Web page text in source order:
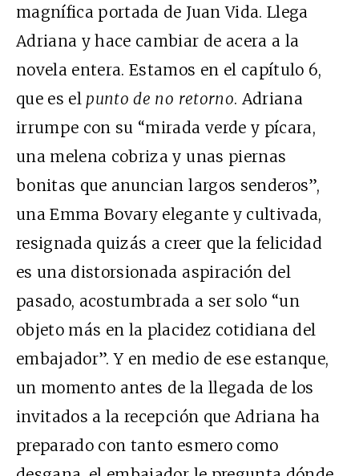
magnífica portada de Juan Vida. Llega
Adriana y hace cambiar de acera a la
novela entera. Estamos en el capítulo 6,
que es el punto de no retorno. Adriana
irrumpe con su “mirada verde y pícara,
una melena cobriza y unas piernas
bonitas que anuncian largos senderos”,
una Emma Bovary elegante y cultivada,
resignada quizás a creer que la felicidad
es una distorsionada aspiración del
pasado, acostumbrada a ser solo “un
objeto más en la placidez cotidiana del
embajador”. Y en medio de ese estanque,
un momento antes de la llegada de los
invitados a la recepción que Adriana ha
preparado con tanto esmero como